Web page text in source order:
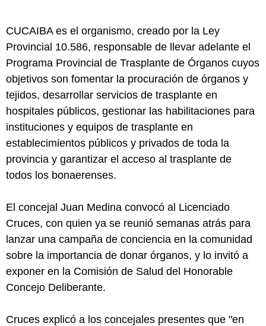
CUCAIBA es el organismo, creado por la Ley
Provincial 10.586, responsable de llevar adelante el
Programa Provincial de Trasplante de Órganos cuyos
objetivos son fomentar la procuración de órganos y
tejidos, desarrollar servicios de trasplante en
hospitales públicos, gestionar las habilitaciones para
instituciones y equipos de trasplante en
establecimientos públicos y privados de toda la
provincia y garantizar el acceso al trasplante de
todos los bonaerenses.
El concejal Juan Medina convocó al Licenciado
Cruces, con quien ya se reunió semanas atrás para
lanzar una campaña de conciencia en la comunidad
sobre la importancia de donar órganos, y lo invitó a
exponer en la Comisión de Salud del Honorable
Concejo Deliberante.
Cruces explicó a los concejales presentes que "en